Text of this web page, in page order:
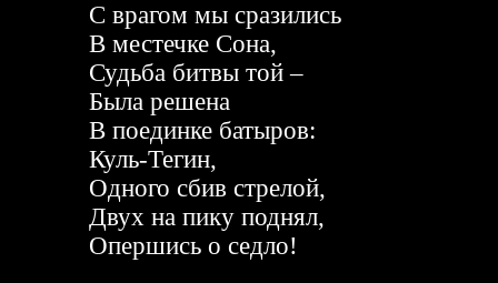
С врагом мы сразились
В местечке Сона,
Судьба битвы той –
Была решена
В поединке батыров:
Куль-Тегин,
Одного сбив стрелой,
Двух на пику поднял,
Опершись о седло!